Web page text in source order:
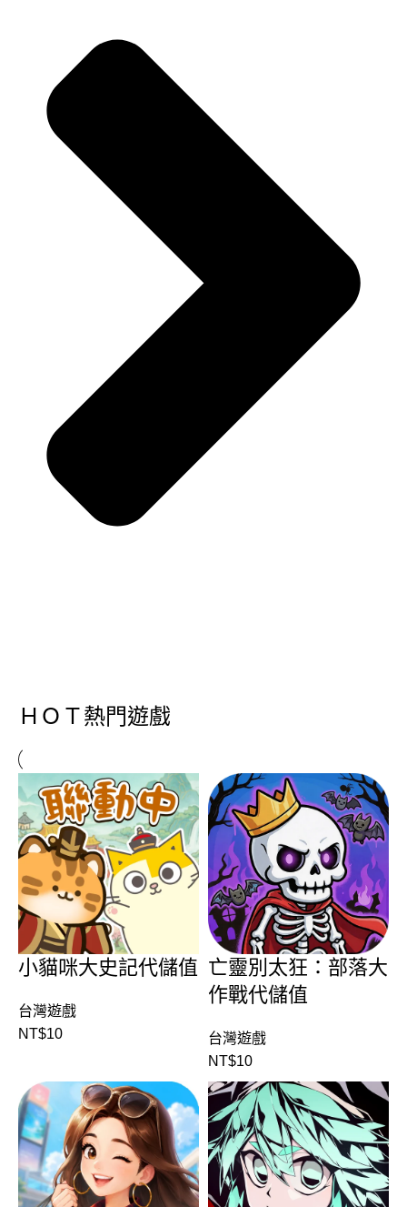
ＨＯＴ熱門遊戲
小貓咪大史記代儲值
台灣遊戲
NT$10
亡靈別太狂：部落大
作戰代儲值
台灣遊戲
NT$10